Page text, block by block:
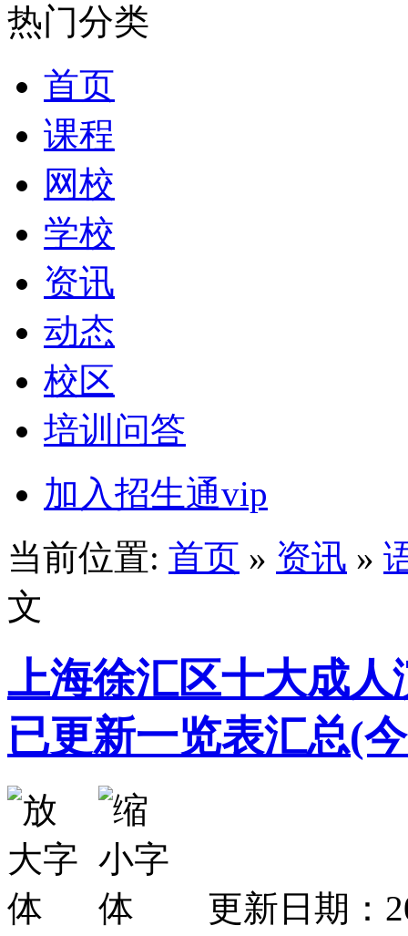
热门分类
首页
课程
网校
学校
资讯
动态
校区
培训问答
加入招生通vip
当前位置: 首页 » 资讯 »
文
上海徐汇区十大成
已更新一览表汇总(
更新日期：